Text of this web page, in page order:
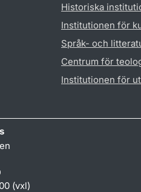
Historiska
Institutionen för
Språk- och
Centrum för
Institutionen för
(vxl)